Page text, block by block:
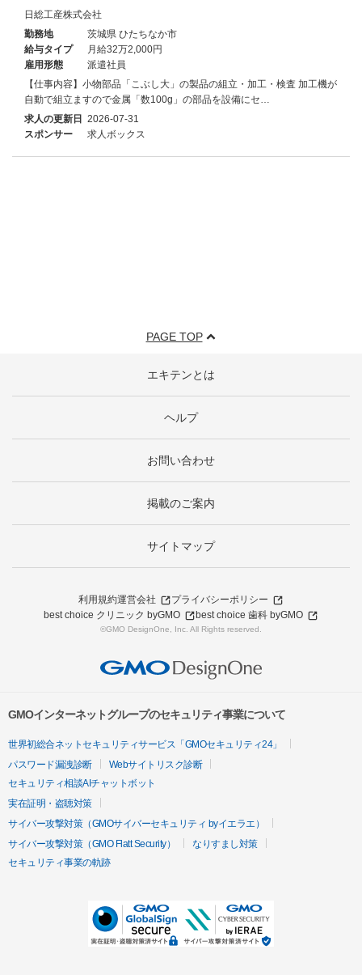
日総工産株式会社
勤務地
茨城県 ひたちなか市
給与タイプ
月給32万2,000円
雇用形態
派遣社員
【仕事内容】小物部品「こぶし大」の製品の組立・加工・検査 加工機が
自動で組立ますので金属「数100g」の部品を設備にセ…
求人の更新日 2026-07-31
スポンサー
求人ボックス
PAGE TOP
エキテンとは
ヘルプ
お問い合わせ
掲載のご案内
サイトマップ
利用規約運営会社
プライバシーポリシー
best choice クリニック byGMO
best choice 歯科 byGMO
©GMO DesignOne, Inc. All Rights reserved.
GMOインターネットグループのセキュリティ事業について
世界初総合ネットセキュリティサービス「GMOセキュリティ24」
パスワード漏洩診断
Webサイトリスク診断
セキュリティ相談AIチャットボット
実在証明・盗聴対策
サイバー攻撃対策（GMOサイバーセキュリティ byイエラエ）
サイバー攻撃対策（GMO Flatt Security）
なりすまし対策
セキュリティ事業の軌跡